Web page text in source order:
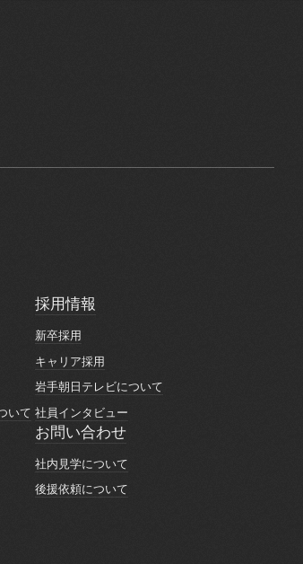
いて
いて
採用情報
採用情報
新卒採用
キャリア採用
キャリア採用
岩手朝日テレビについて
岩手朝日テレビについて
社員インタビュー
社員インタビュー
お問い合わせ
お問い合わせ
社内見学について
社内見学について
後援依頼について